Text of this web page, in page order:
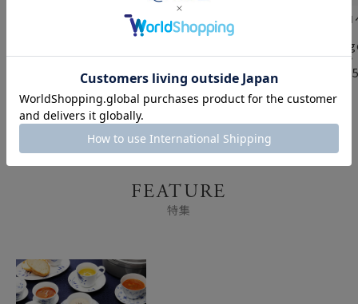
ロイヤルコペンハーゲン
フルーテッド プレート
27cm 2503627／
ロイヤルコペンハーゲン
（Royal
フルーテッド ボウル ペ
ア 2503040／1017437
ロイヤル
フルーテッ
ュ 39cm
FEATURE
特集